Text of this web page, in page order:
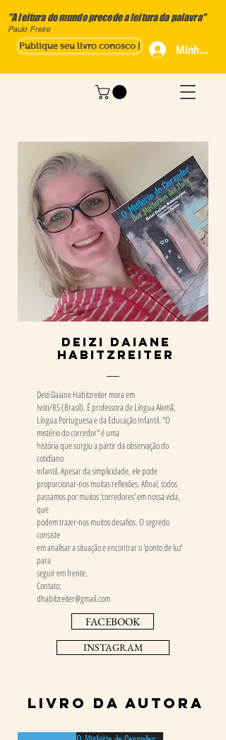
"A leitura do mundo precede a leitura da palavra"
Paulo Freire
Publique seu livro conosco | Minha Conta
Deizi Daiane
Habitzreiter
Deizi Daiane Habitzreiter mora em
Ivoti/RS (Brasil). É professora de Língua Alemã,
Língua Portuguesa e da Educação Infantil. "O
mistério do corredor" é uma
história que surgiu a partir da observação do
cotidiano
infantil. Apesar da simplicidade, ele pode
proporcionar-nos muitas reflexões. Afinal, todos
passamos por muitos 'corredores' em nossa vida,
que
podem trazer-nos muitos desafios. O segredo
consiste
em analisar a situação e encontrar o 'ponto de luz'
para
seguir em frente.
Contato:
dhabitzreiter@gmail.com
FACEBOOK
INSTAGRAM
LIVRO da autora